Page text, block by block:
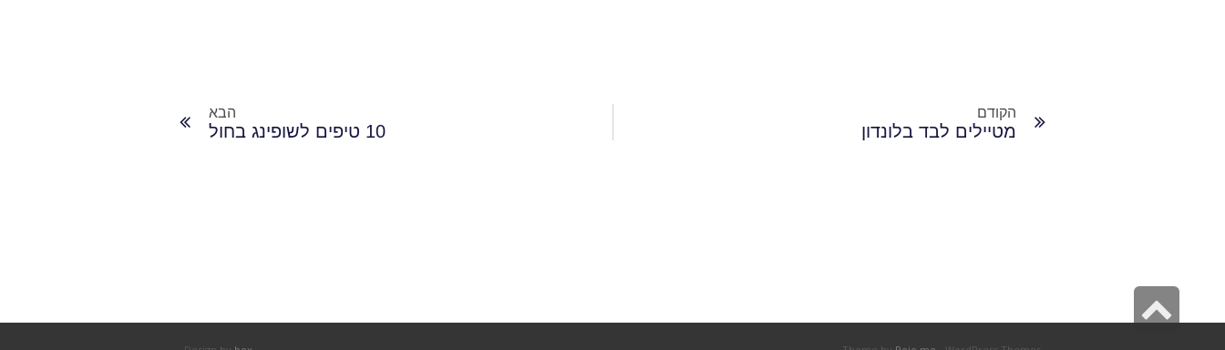
הקודם
מטיילים לבד בלונדון
הבא
10 טיפים לשופינג בחול